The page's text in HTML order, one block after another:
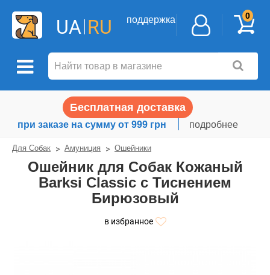
UA RU поддержка 0
Бесплатная доставка
при заказе на сумму от 999 грн подробнее
Для Собак Амуниция Ошейники
Ошейник для Собак Кожаный
Barksi Classic с Тиснением
Бирюзовый
в избранное